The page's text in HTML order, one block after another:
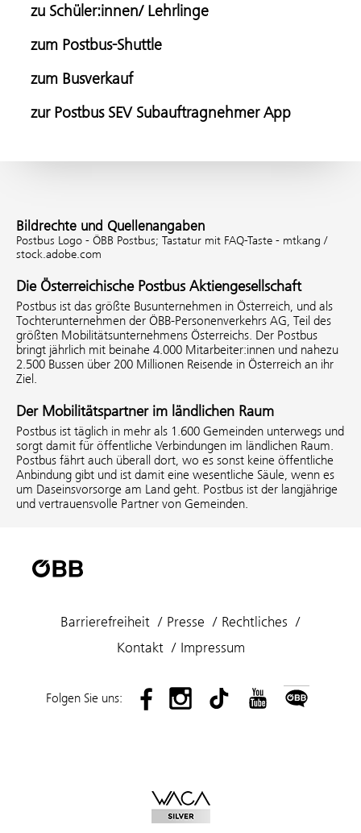
zu Schüler:innen/ Lehrlinge
zum Postbus-Shuttle
zum Busverkauf
zur Postbus SEV Subauftragnehmer App
Bildrechte und Quellenangaben
Postbus Logo - ÖBB Postbus; Tastatur mit FAQ-Taste - mtkang /
stock.adobe.com
Die Österreichische Postbus Aktiengesellschaft
Postbus ist das größte Busunternehmen in Österreich, und als
Tochterunternehmen der ÖBB-Personenverkehrs AG, Teil des
größten Mobilitätsunternehmens Österreichs. Der Postbus
bringt jährlich mit beinahe 4.000 Mitarbeiter:innen und nahezu
2.500 Bussen über 200 Millionen Reisende in Österreich an ihr
Ziel.
Der Mobilitätspartner im ländlichen Raum
Postbus ist täglich in mehr als 1.600 Gemeinden unterwegs und
sorgt damit für öffentliche Verbindungen im ländlichen Raum.
Postbus fährt auch überall dort, wo es sonst keine öffentliche
Anbindung gibt und ist damit eine wesentliche Säule, wenn es
um Daseinsvorsorge am Land geht. Postbus ist der langjährige
und vertrauensvolle Partner von Gemeinden.
Barrierefreiheit Presse
Rechtliches
Kontakt
Impressum
Folgen Sie uns: